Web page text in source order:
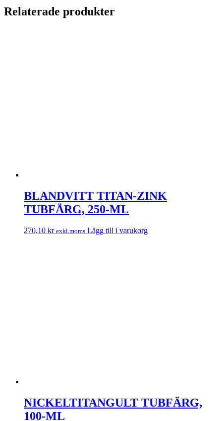
Relaterade produkter
BLANDVITT TITAN-ZINK
TUBFÄRG, 250-ML
270,10 kr exkl.moms Lägg till i varukorg
NICKELTITANGULT TUBFÄRG,
100-ML